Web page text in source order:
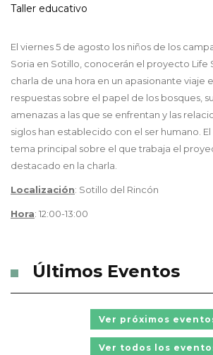
Taller educativo
El viernes 5 de agosto los niños de los
Soria en Sotillo, conocerán el proyecto Life
charla de una hora en un apasionante viaje
respuestas sobre el papel de los bosques,
amenazas a las que se enfrentan y las
siglos han establecido con el ser humano.
tema principal sobre el que trabaja el
destacado en la charla.
Localización: Sotillo del Rincón
Hora: 12:00-13:00
Últimos Eventos
Ver próximos
Ver todos los